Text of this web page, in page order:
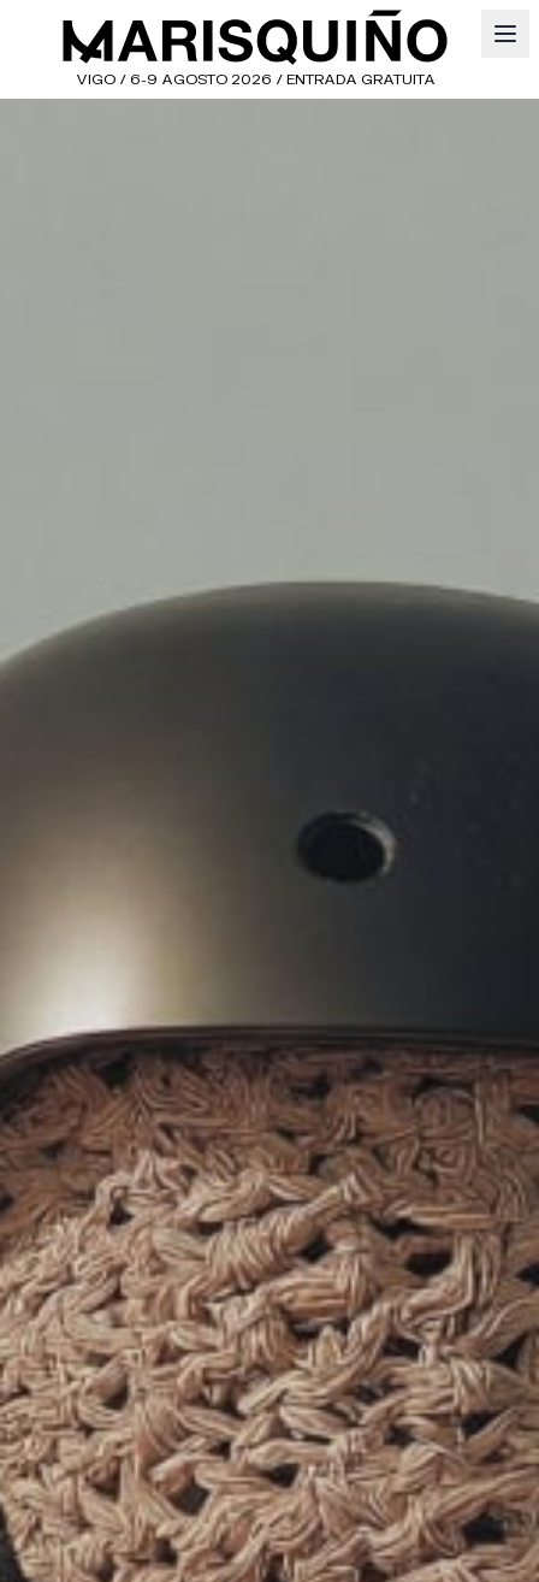
VIGO / 6-9 AGOSTO 2026 / ENTRADA GRATUITA